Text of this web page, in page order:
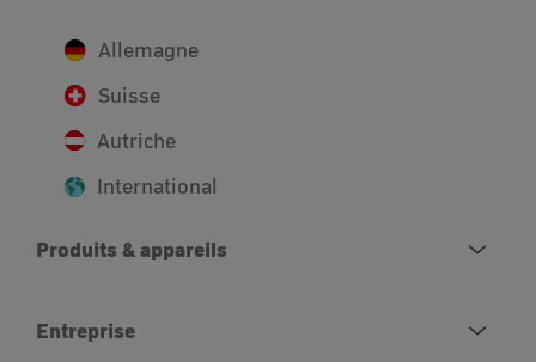
Allemagne
Suisse
Autriche
International
Produits & appareils
Entreprise